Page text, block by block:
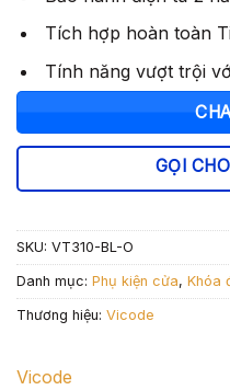
Tích hợp hoàn toàn
Tính năng vượt trội
GỌI
SKU: VT310-BL-O
Danh mục: Phụ kiện cửa, Khóa
Thương hiệu: Vicode
Vicode